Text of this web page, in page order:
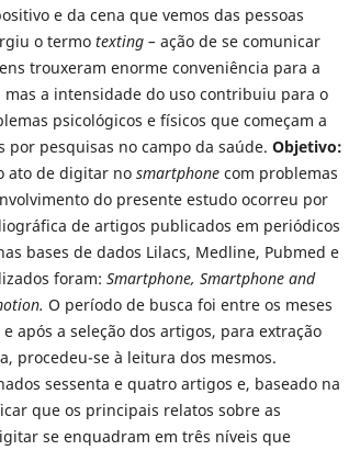
e da cena que vemos das pessoas
o termo texting – ação de se comunicar
trouxeram enorme conveniência para a
a intensidade do uso contribuiu para o
psicológicos e físicos que começam a
por pesquisas no campo da saúde. Objetivo:
ato de digitar no smartphone com problemas
do presente estudo ocorreu por
de artigos publicados em periódicos
bases de dados Lilacs, Medline, Pubmed e
foram: Smartphone, Smartphone and
O período de busca foi entre os meses
após a seleção dos artigos, para extração
procedeu-se à leitura dos mesmos.
sessenta e quatro artigos e, baseado na
que os principais relatos sobre as
se enquadram em três níveis que